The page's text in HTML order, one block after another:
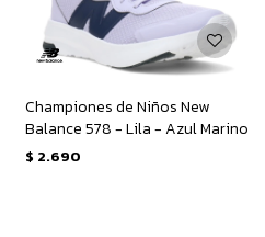
Championes de Niños New
Balance 578 - Lila - Azul Marino
$ 2.690